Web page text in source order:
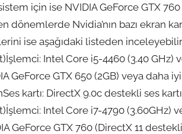
için ise NVIDIA GeForce GTX
Nvidia’nın bazı ekran
ise aşağıdaki listeden
Intel Core i5-4460 (3.40 GHz)
GeForce GTX 650 (2GB) veya daha iyi
kartı: DirectX 9.0c destekli ses
Intel Core i7-4790 (3.60GHz)
GeForce GTX 760 (DirectX 11